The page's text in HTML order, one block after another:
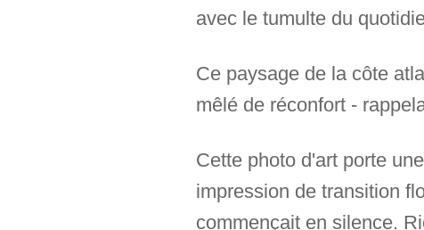
avec le tumulte du
Ce paysage de la côte
mêlé de réconfort -
Cette photo d'art porte
impression de transition
commençait en silence.